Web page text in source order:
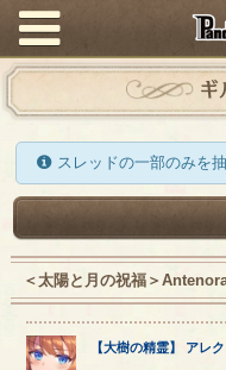
ギ
スレッドの一部のみを
＜太陽と月の祝福＞
【大樹の精霊】 アレ